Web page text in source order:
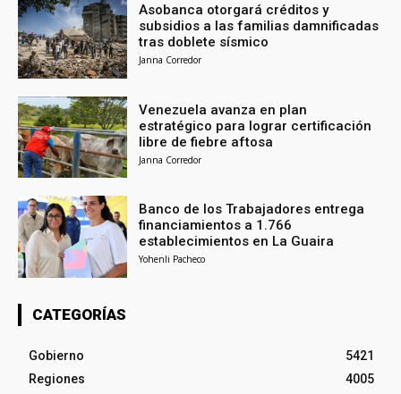
Asobanca otorgará créditos y
subsidios a las familias damnificadas
tras doblete sísmico
Janna Corredor
Venezuela avanza en plan
estratégico para lograr certificación
libre de fiebre aftosa
Janna Corredor
Banco de los Trabajadores entrega
financiamientos a 1.766
establecimientos en La Guaira
Yohenli Pacheco
CATEGORÍAS
Gobierno
5421
Regiones
4005